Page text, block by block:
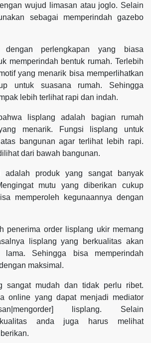
wujud limasan atau joglo. Selain
sebagai memperindah gazebo
dengan perlengkapan yang biasa
memperindah bentuk rumah. Terlebih
yang menarik bisa memperlihatkan
untuk suasana rumah. Sehingga
lebih terlihat rapi dan indah.
lisplang adalah bagian rumah
menarik. Fungsi lisplang untuk
bangunan agar terlihat lebih rapi.
dari bawah bangunan.
adalah produk yang sangat banyak
mutu yang diberikan cukup
memperoleh kegunaannya dengan
penerima order lisplang ukir memang
lisplang yang berkualitas akan
Sehingga bisa memperindah
maksimal.
sangat mudah dan tidak perlu ribet.
online yang dapat menjadi mediator
lisplang. Selain
kualitas anda juga harus melihat